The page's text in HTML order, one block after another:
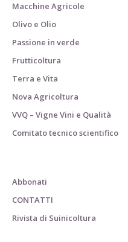
Macchine Agricole
Olivo e Olio
Passione in verde
Frutticoltura
Terra e Vita
Nova Agricoltura
VVQ – Vigne Vini e Qualità
Comitato tecnico scientifico
Abbonati
CONTATTI
Rivista di Suinicoltura